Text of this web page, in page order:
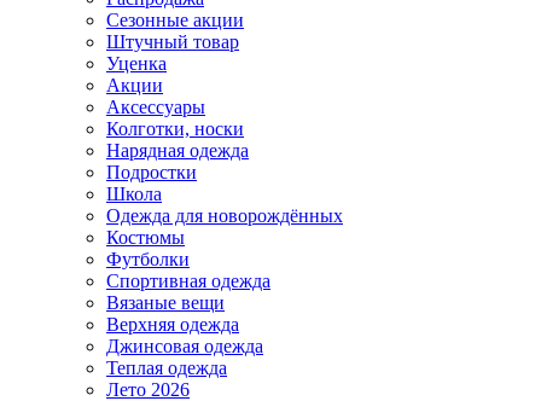
Сезонные акции
Штучный товар
Уценка
Акции
Аксессуары
Колготки, носки
Нарядная одежда
Подростки
Школа
Одежда для новорождённых
Костюмы
Футболки
Спортивная одежда
Вязаные вещи
Верхняя одежда
Джинсовая одежда
Теплая одежда
Лето 2026